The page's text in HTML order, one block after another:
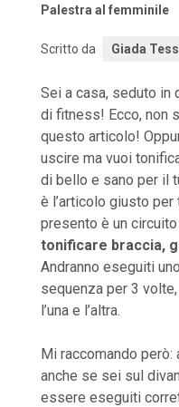
Palestra al femminile
Scritto da Giada
Sei a casa, seduto in
di fitness! Ecco, non
questo articolo!
uscire ma vuoi
di bello e sano per il
è l’articolo giusto per
presento è un
tonificare braccia,
Andranno eseguiti
sequenza per 3
l’una e l’altra.
Mi raccomando però:
anche se sei sul
essere eseguiti